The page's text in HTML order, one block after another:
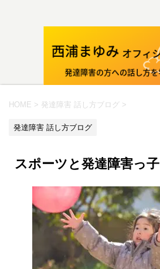
HOME > 発達障害 話し方ブログ >
発達障害 話し方ブログ
スポーツと発達障害っ子